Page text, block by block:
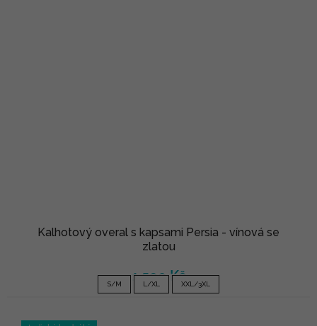
Kalhotový overal s kapsami Persia - vínová se
zlatou
1 590 Kč
S/M L/XL XXL/3XL